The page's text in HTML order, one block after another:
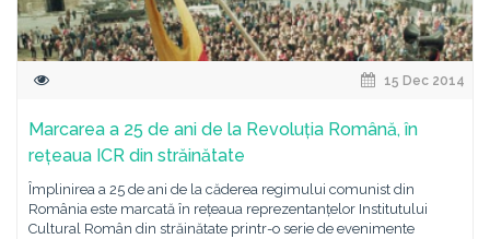
15 Dec 2014
Marcarea a 25 de ani de la Revoluția Română, în
rețeaua ICR din străinătate
Împlinirea a 25 de ani de la căderea regimului comunist din
România este marcată în rețeaua reprezentanțelor Institutului
Cultural Român din străinătate printr-o serie de evenimente